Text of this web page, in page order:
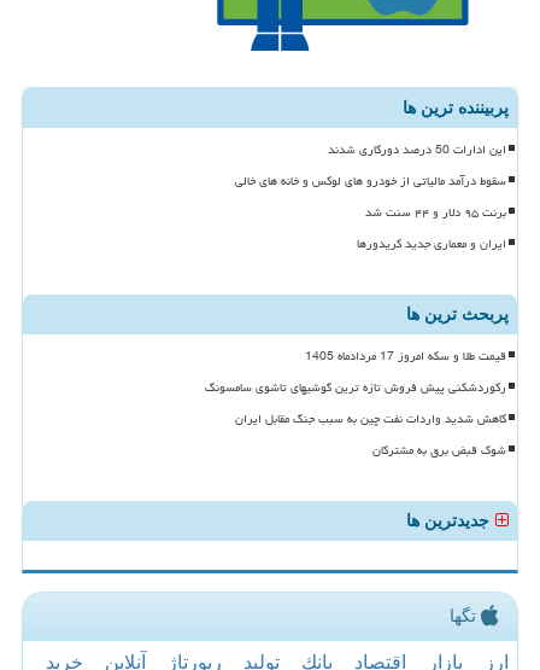
پربیننده ترین ها
این ادارات 50 درصد دورکاری شدند
سقوط درآمد مالیاتی از خودرو های لوکس و خانه های خالی
برنت ۹۵ دلار و ۴۴ سنت شد
ایران و معماری جدید کریدورها
پربحث ترین ها
قیمت طلا و سکه امروز 17 مردادماه 1405
رکوردشکنی پیش فروش تازه ترین گوشیهای تاشوی سامسونگ
کاهش شدید واردات نفت چین به سبب جنگ مقابل ایران
شوک قبض برق به مشترکان
جدیدترین ها
تگها
ارز بازار اقتصاد بانك تولید رپورتاژ آنلاین خرید